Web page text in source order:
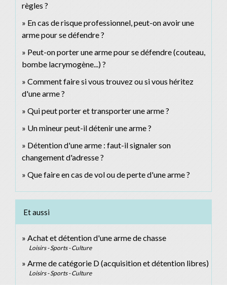
règles ?
En cas de risque professionnel, peut-on avoir une
arme pour se défendre ?
Peut-on porter une arme pour se défendre (couteau,
bombe lacrymogène...) ?
Comment faire si vous trouvez ou si vous héritez
d'une arme ?
Qui peut porter et transporter une arme ?
Un mineur peut-il détenir une arme ?
Détention d'une arme : faut-il signaler son
changement d'adresse ?
Que faire en cas de vol ou de perte d'une arme ?
Et aussi
Achat et détention d'une arme de chasse
Loisirs - Sports - Culture
Arme de catégorie D (acquisition et détention libres)
Loisirs - Sports - Culture